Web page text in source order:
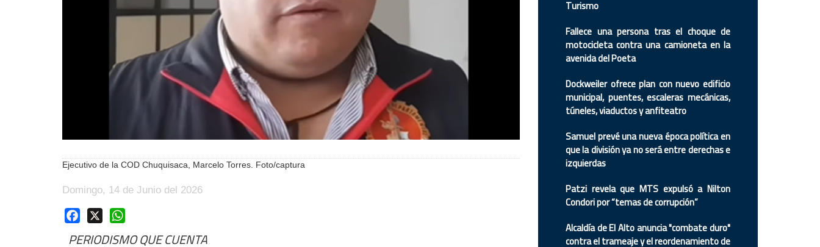
Ejecutivo de la COD Chuquisaca, Marcelo Torres. Foto/captura
Domingo, 14 de Junio del 2026
Facebook
PERIODISMO QUE CUENTA
Turismo
Fallece una persona tras el choque de
motocicleta contra una camioneta en la
avenida del Poeta
Dockweiler ofrece plan con nuevo edificio
municipal, puentes, escaleras mecánicas,
túneles, viaductos y anfiteatro
Samuel prevé una nueva época política en
que la división ya no será entre derechas e
izquierdas
Patzi revela que MTS expulsó a Nilton
Condori por “temas de corrupción”
Alcaldía de El Alto anuncia "combate duro"
contra el trameaje y el reordenamiento de